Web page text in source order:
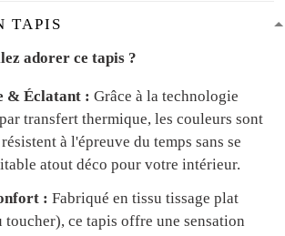
TAPIS
adorer ce tapis ?
& Éclatant : Grâce à la technologie
transfert thermique, les couleurs sont
à l'épreuve du temps sans se
atout déco pour votre intérieur.
: Fabriqué en tissu tissage plat
toucher), ce tapis offre une sensation